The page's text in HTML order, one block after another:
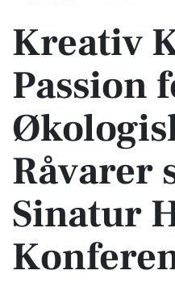
Kreativ
Passion
Råvarer
Sinatur